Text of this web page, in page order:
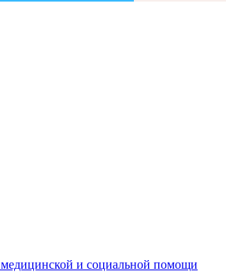
медицинской и социальной помощи